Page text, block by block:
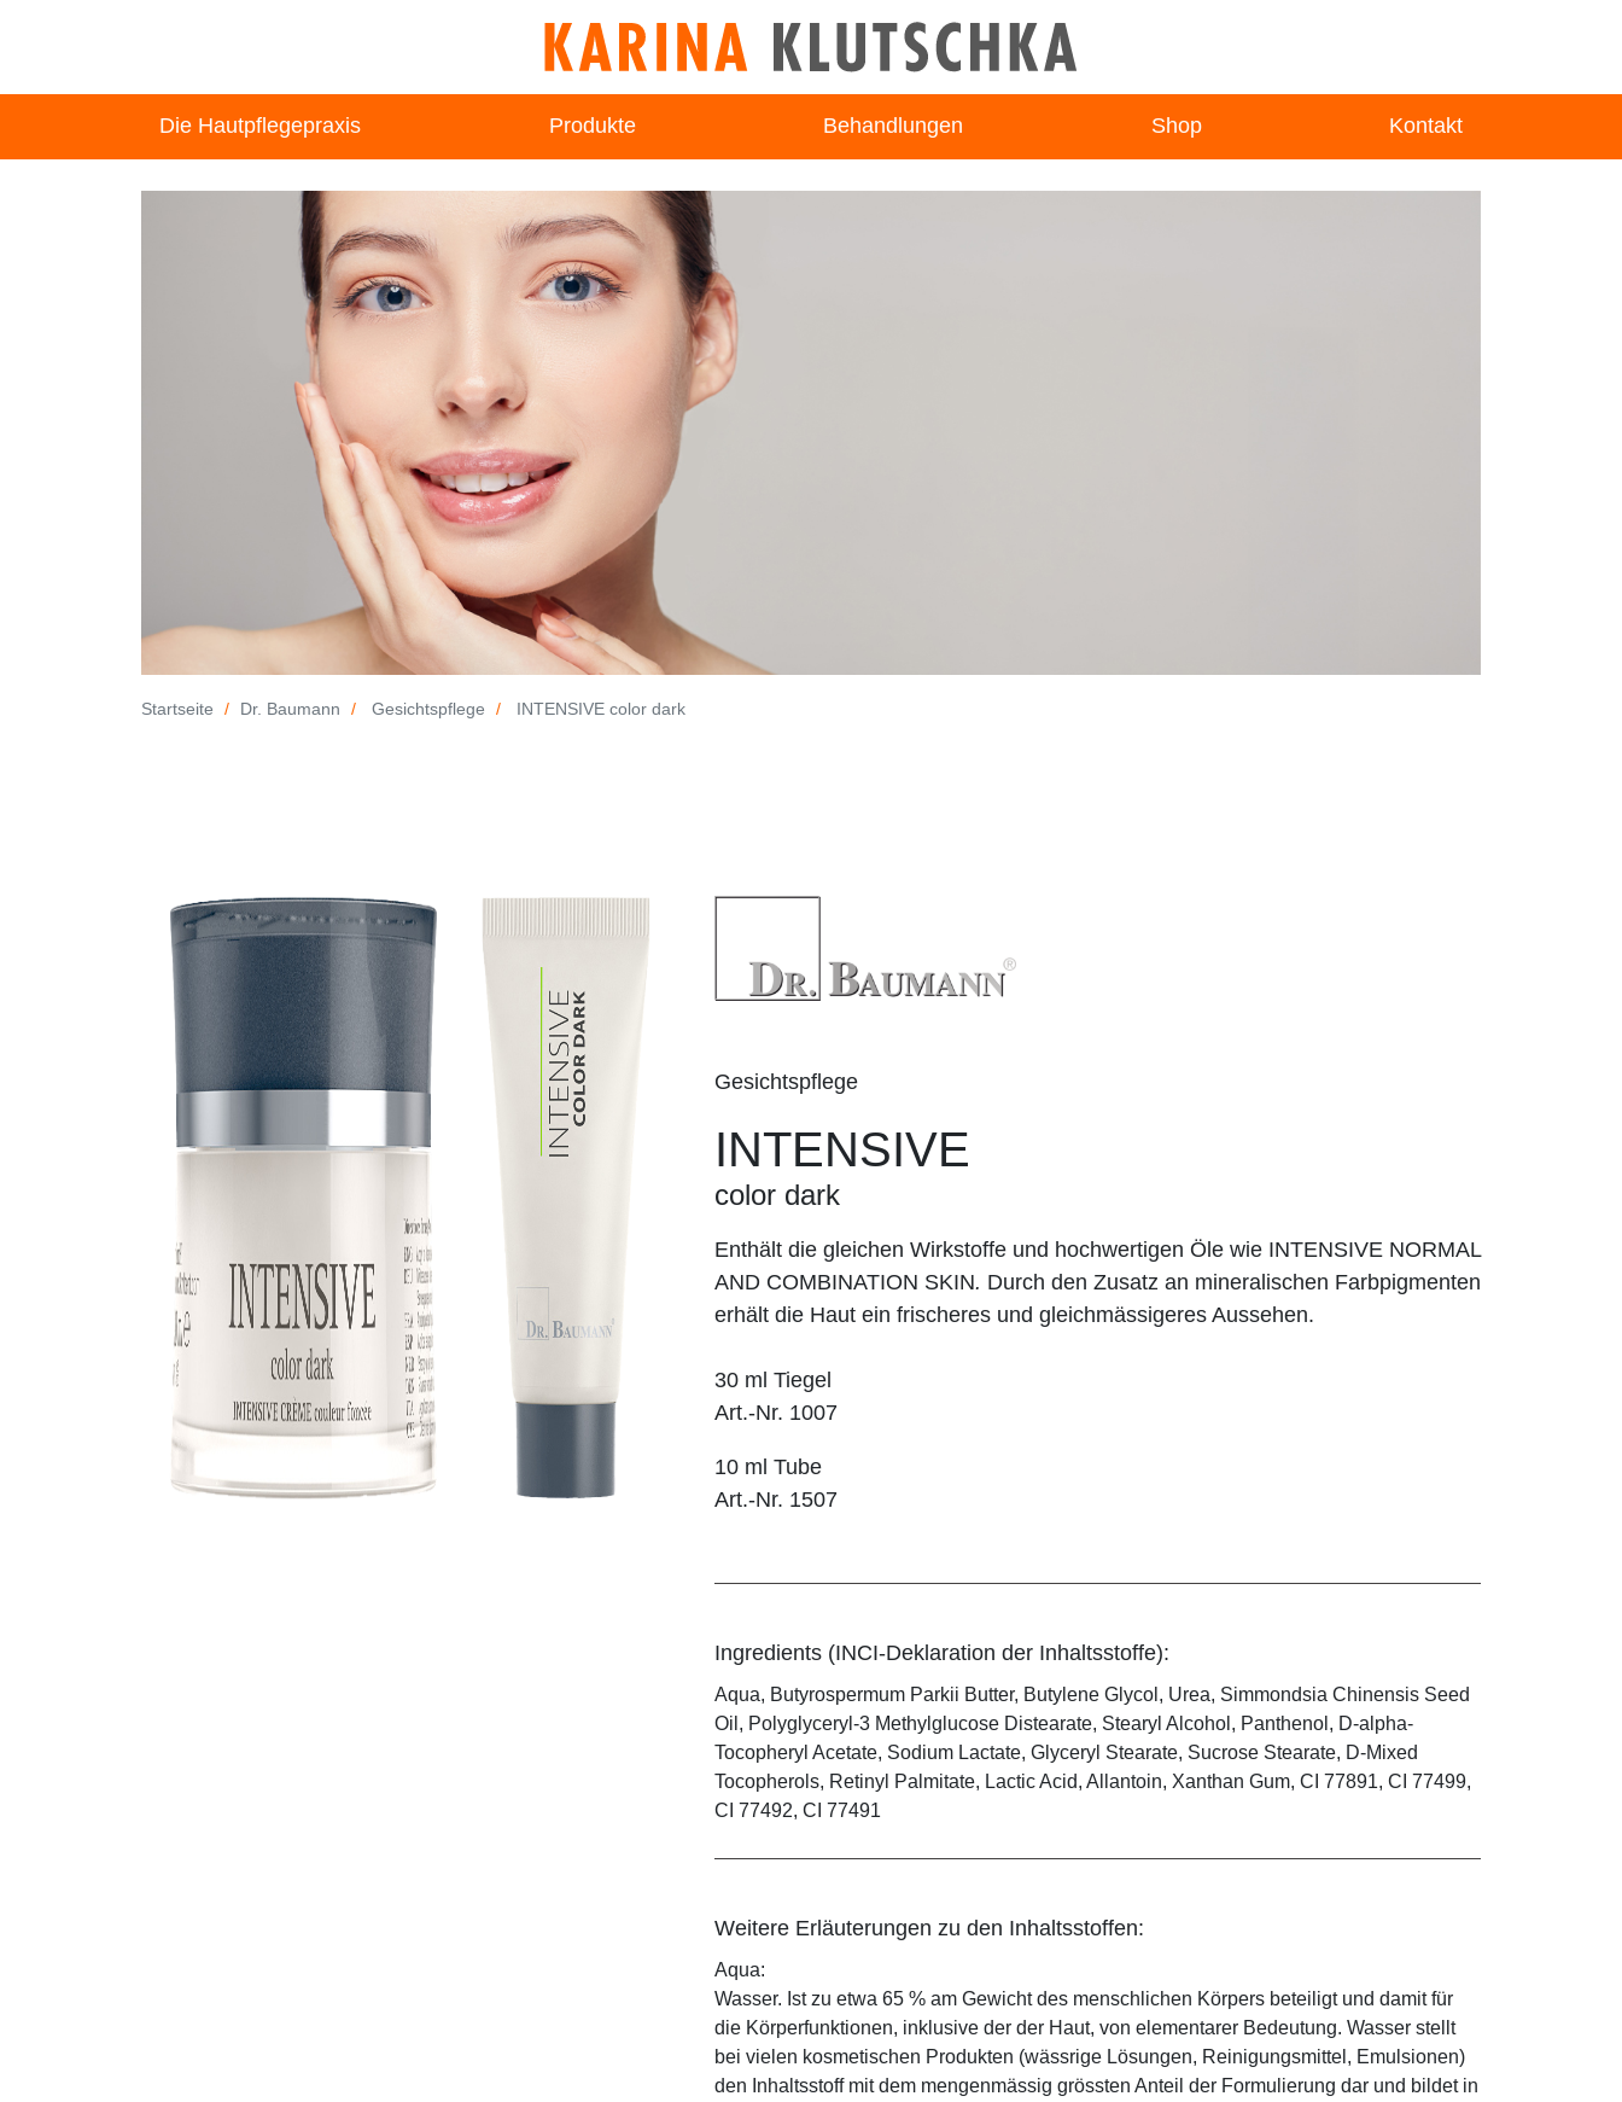
Die Hautpflegepraxis Produkte Behandlungen Shop Kontakt
Startseite Dr. Baumann Gesichtspflege INTENSIVE color dark
Gesichtspflege
INTENSIVE
color dark
Enthält die gleichen Wirkstoffe und hochwertigen Öle wie INTENSIVE NORMAL
AND COMBINATION SKIN. Durch den Zusatz an mineralischen Farbpigmenten
erhält die Haut ein frischeres und gleichmässigeres Aussehen.
30 ml Tiegel
Art.-Nr. 1007
10 ml Tube
Art.-Nr. 1507
Ingredients (INCI-Deklaration der Inhaltsstoffe):
Aqua, Butyrospermum Parkii Butter, Butylene Glycol, Urea, Simmondsia Chinensis Seed
Oil, Polyglyceryl-3 Methylglucose Distearate, Stearyl Alcohol, Panthenol, D-alpha-
Tocopheryl Acetate, Sodium Lactate, Glyceryl Stearate, Sucrose Stearate, D-Mixed
Tocopherols, Retinyl Palmitate, Lactic Acid, Allantoin, Xanthan Gum, CI 77891, CI 77499,
CI 77492, CI 77491
Weitere Erläuterungen zu den Inhaltsstoffen:
Aqua:
Wasser. Ist zu etwa 65 % am Gewicht des menschlichen Körpers beteiligt und damit für
die Körperfunktionen, inklusive der der Haut, von elementarer Bedeutung. Wasser stellt
bei vielen kosmetischen Produkten (wässrige Lösungen, Reinigungsmittel, Emulsionen)
den Inhaltsstoff mit dem mengenmässig grössten Anteil der Formulierung dar und bildet in